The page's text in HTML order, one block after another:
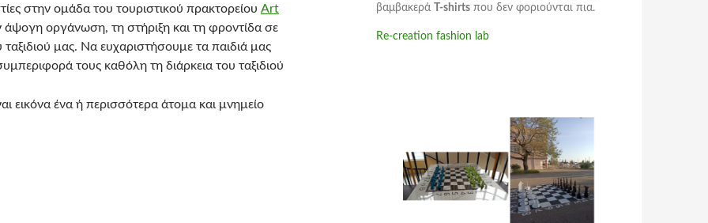
στην ομάδα του τουριστικού πρακτορείου Art
άψογη οργάνωση, τη στήριξη και τη φροντίδα σε
ταξιδιού μας. Να ευχαριστήσουμε τα παιδιά μας
τους καθόλη τη διάρκεια του ταξιδιού
βαμβακερά
T-shirts που δεν φοριούνται πια.
Re-creation fashion lab